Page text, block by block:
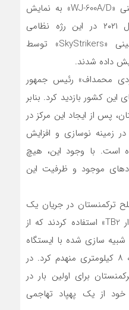
ملی ترکمنستان، پهپادهای چینی «WJ-600A/D» به نمایش
گذاشته شد. همچنین در سال ۲۰۲۱ در این رژه نظامی
پهپادهای ترکی «TB2» و چینی «SkyStrikers» توسط
داده شدند.
بردی محمداف» رئیس جمهور
این کشور بازدید کرد. بنابر
پس از ایجاد این مرکز در
در زمینه نوسازی و افزایش
است. با وجود این، هیچ
موجود و ظرفیت این
مسلح ترکمنستان در جریان یک
رزمایش نظامی از پهپاد «بیرقدار TB2» استفاده کردند که از
شبیه سازی شده با ایستگاه
رادار دشمن (فرضی) را در فاصله ۸ کیلومتری منهدم کرد. در
برای اولین بار در
از یک پهپاد تهاجمی